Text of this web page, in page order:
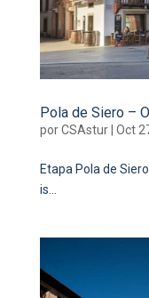
Pola de Siero –
porCSAstur| Oct
Etapa Pola de
is...